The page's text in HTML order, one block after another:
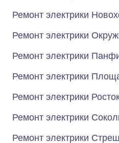
Ремонт электрики
Ремонт электрики
Ремонт электрики
Ремонт электрики
Ремонт электрики
Ремонт электрики
Ремонт электрики